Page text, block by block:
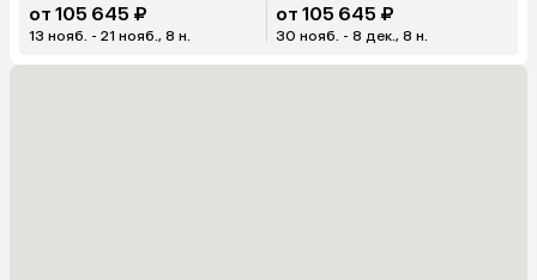
от 105 645 ₽
13 нояб. - 21 нояб., 8 н.
от 105 645 ₽
30 нояб. - 8 дек., 8 н.